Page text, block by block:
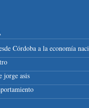
Córdoba a la economía
jorge asis